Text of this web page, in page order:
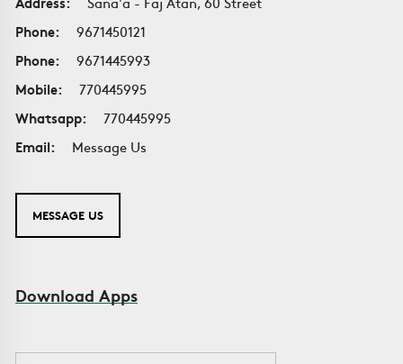
Phone:
9671450121
Phone:
9671445993
Mobile:
770445995
Whatsapp:
770445995
Email:
Message Us
MESSAGE US
Download Apps